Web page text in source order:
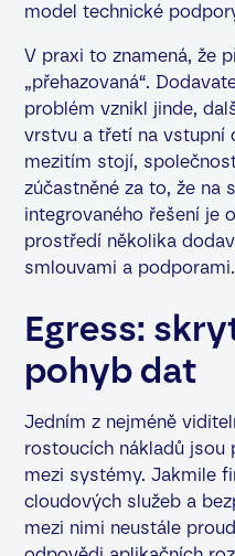
model technické
V praxi to znamená, že
„přehazovaná“.
problém vznikl jinde,
vrstvu a třetí na vstupní
mezitím stojí,
zúčastněné za to, že na
integrovaného řešení je
prostředí několika
smlouvami a podporami.
Egress:
pohyb dat
Jedním z nejméně
rostoucích nákladů jsou
mezi systémy. Jakmile
cloudových služeb a
mezi nimi neustále